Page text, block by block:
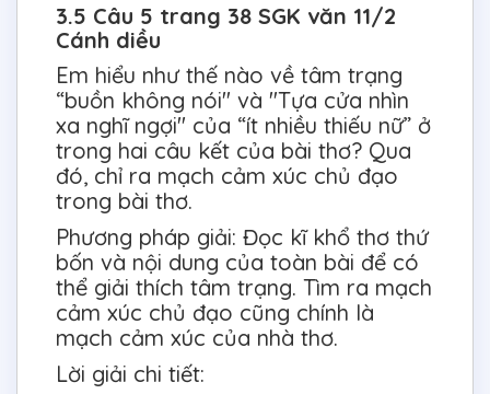
3.5 Câu 5 trang 38 SGK văn 11/2
Cánh diều
Em hiểu như thế nào về tâm trạng
“buồn không nói" và "Tựa cửa nhìn
xa nghĩ ngợi" của “ít nhiều thiếu nữ” ở
trong hai câu kết của bài thơ? Qua
đó, chỉ ra mạch cảm xúc chủ đạo
trong bài thơ.
Phương pháp giải: Đọc kĩ khổ thơ thứ
bốn và nội dung của toàn bài để có
thể giải thích tâm trạng. Tìm ra mạch
cảm xúc chủ đạo cũng chính là
mạch cảm xúc của nhà thơ.
Lời giải chi tiết: